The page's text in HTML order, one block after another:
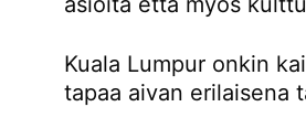
Kuala Lumpur onkin
tapaa aivan erilaisena